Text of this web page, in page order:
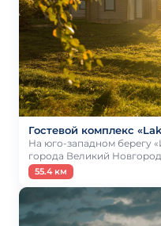
Гостевой комплекс
На юго-западном берегу
города Великий Новгород
55.4 км